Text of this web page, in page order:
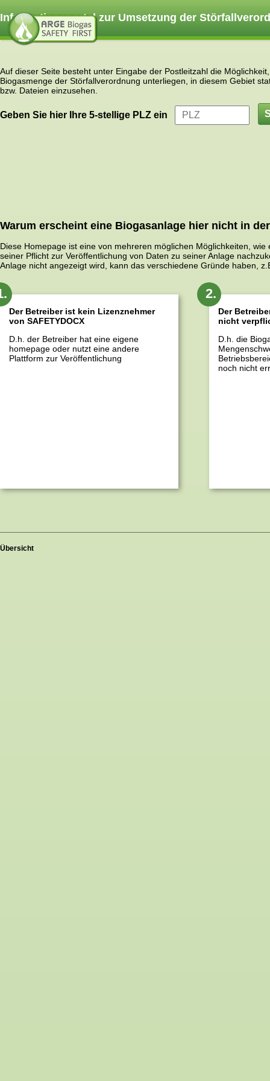
Informationsportal zur Umsetzung der
Auf dieser Seite besteht unter Eingabe der Postleitzahl die
Biogasmenge der Störfallverordnung unterliegen, in diesem Gebiet
bzw. Dateien einzusehen.
Geben Sie hier Ihre 5-stellige PLZ ein
Warum erscheint eine Biogasanlage hier nicht in
Diese Homepage ist eine von mehreren möglichen Möglichkeiten,
seiner Pflicht zur Veröffentlichung von Daten zu seiner Anlage
Anlage nicht angezeigt wird, kann das verschiedene Gründe haben,
Der Betreiber ist kein Lizenznehmer
von SAFETYDOCX
D.h. der Betreiber hat eine eigene
homepage oder nutzt eine andere
Plattform zur Veröffentlichung
Der
nicht
D.h. die
noch nicht
2.
Übersicht